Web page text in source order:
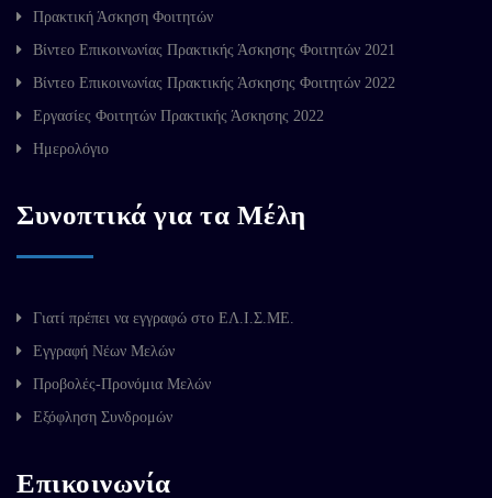
Πρακτική Άσκηση Φοιτητών
Βίντεο Επικοινωνίας Πρακτικής Άσκησης Φοιτητών 2021
Βίντεο Επικοινωνίας Πρακτικής Άσκησης Φοιτητών 2022
Εργασίες Φοιτητών Πρακτικής Άσκησης 2022
Ημερολόγιο
Συνοπτικά για τα Μέλη
Γιατί πρέπει να εγγραφώ στο ΕΛ.Ι.Σ.ΜΕ.
Εγγραφή Νέων Μελών
Προβολές-Προνόμια Μελών
Εξόφληση Συνδρομών
Επικοινωνία